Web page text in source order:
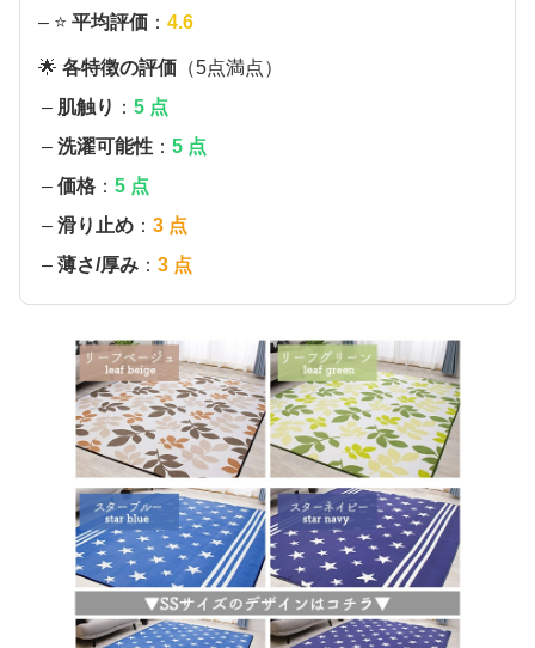
– ⭐ 平均評価 ： 4.6
🌟 各特徴の評価 （5点満点）
– 肌触り ：5 点
–洗濯可能性 ：5 点
–価格 ：5 点
–滑り止め ：3 点
–薄さ/厚み ：3 点